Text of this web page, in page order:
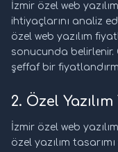
İzmir özel web
ihtiyaçlarını analiz
özel web yazılım
sonucunda belirlenir.
şeffaf bir
2. Özel
İzmir özel web
özel yazılım